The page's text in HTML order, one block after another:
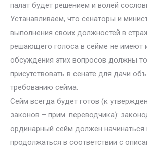
палат будет решением и волей
Устанавливаем, что сенаторы и
выполнения своих должностей в
решающего голоса в сейме не имеют
обсуждения этих вопросов должны
присутствовать в сенате для дачи
требованию сейма.
Сейм всегда будет готов (к
законов – прим. переводчика):
ординарный сейм должен
продолжаться в соответствии с